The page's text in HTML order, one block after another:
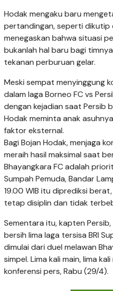
Hodak mengaku baru
pertandingan, seperti dikutip
menegaskan bahwa situasi
bukanlah hal baru bagi
tekanan perburuan gelar.
Meski sempat menyinggung
dalam laga Borneo FC vs
dengan kejadian saat Persib
Hodak meminta anak
faktor eksternal.
Bagi Bojan Hodak, menjaga
meraih hasil maksimal saat
Bhayangkara FC adalah
Sumpah Pemuda, Bandar
19.00 WIB itu diprediksi
tetap disiplin dan tidak
Sementara itu, kapten
bersih lima laga tersisa BRI
dimulai dari duel melawan
simpel. Lima kali main, lima
konferensi pers, Rabu (29/4).